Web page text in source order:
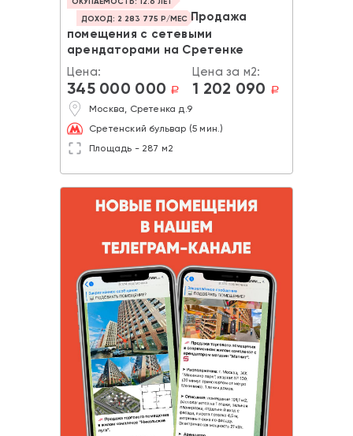
ДОХОД: 2 283 775 Р/МЕС Продажа
помещения с сетевыми
арендаторами на Сретенке
Цена:
345 000 000 a
Цена за м2:
1 202 090 a
Москва, Сретенка д.9
Сретенский бульвар (5 мин.)
Площадь - 287 м2